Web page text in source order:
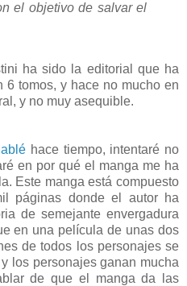
el objetivo de salvar el
ha sido la editorial que ha
6 tomos, y hace no mucho en
y no muy asequible.
hace tiempo, intentaré no
en por qué el manga me ha
Este manga está compuesto
páginas donde el autor ha
de semejante envergadura
en una película de unas dos
de todos los personajes se
los personajes ganan mucha
de que el manga da las